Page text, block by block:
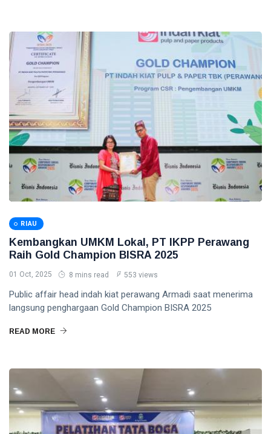
Prabowo Subianto
Indonesia
Pekanbaru
Pilkada 2024
Donald Trump
PT IKPP Perawang
KPK
PSSI
RIAU
Kembangkan UMKM Lokal, PT IKPP Perawang
Raih Gold Champion BISRA 2025
01 Oct, 2025 8 mins read 553 views
Public affair head indah kiat perawang Armadi saat menerima
langsung penghargaan Gold Champion BISRA 2025
READ MORE